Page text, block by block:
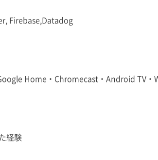
Firebase,Datadog
Home・Chromecast・Android TV・
経験